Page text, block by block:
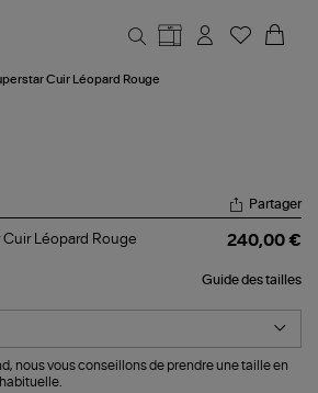
Cuir Léopard Rouge
Partager
Cuir Léopard Rouge 240,00 €
Guide des tailles
nous vous conseillons de prendre une taille en